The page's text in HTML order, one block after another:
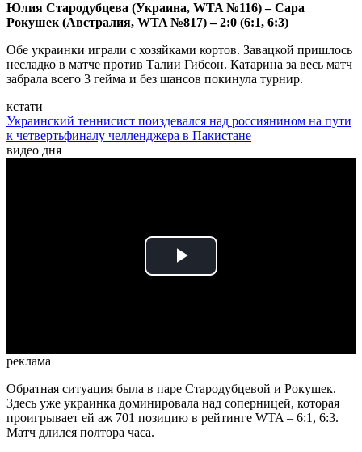
Юлия Стародубцева (Украина, WTA №116) – Сара
Рокушек (Австралия, WTA №817) – 2:0 (6:1, 6:3)
Обе украинки играли с хозяйками кортов. Завацкой пришлось
несладко в матче против Талии Гибсон. Катарина за весь матч
забрала всего 3 гейма и без шансов покинула турнир.
кстати
Украинский теннисист поиздевался над россиянином на пути
к четвертьфиналу челленджера в Пакистане
видео дня
Play
реклама
Обратная ситуация была в паре Стародубцевой и Рокушек.
Здесь уже украинка доминировала над соперницей, которая
проигрывает ей аж 701 позицию в рейтинге WTA – 6:1, 6:3.
Матч длился полтора часа.